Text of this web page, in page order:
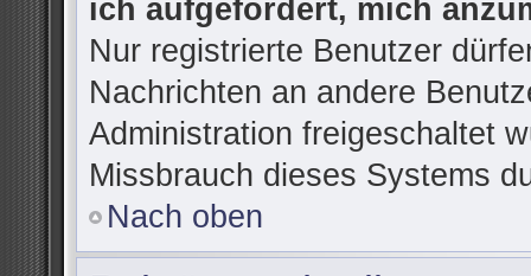
ich aufgefordert, mich
Nur registrierte Benutzer
Nachrichten an andere
Administration freigeschaltet
Missbrauch dieses Systems
Nach oben